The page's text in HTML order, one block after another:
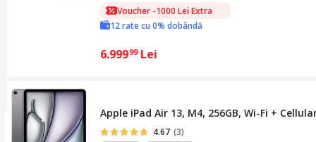
Voucher -1000 Lei Extra
12 rate cu 0% dobândă
6.99999 Lei
Apple iPad Air 13, M4, 256GB, Wi-Fi +
4.67 (3)